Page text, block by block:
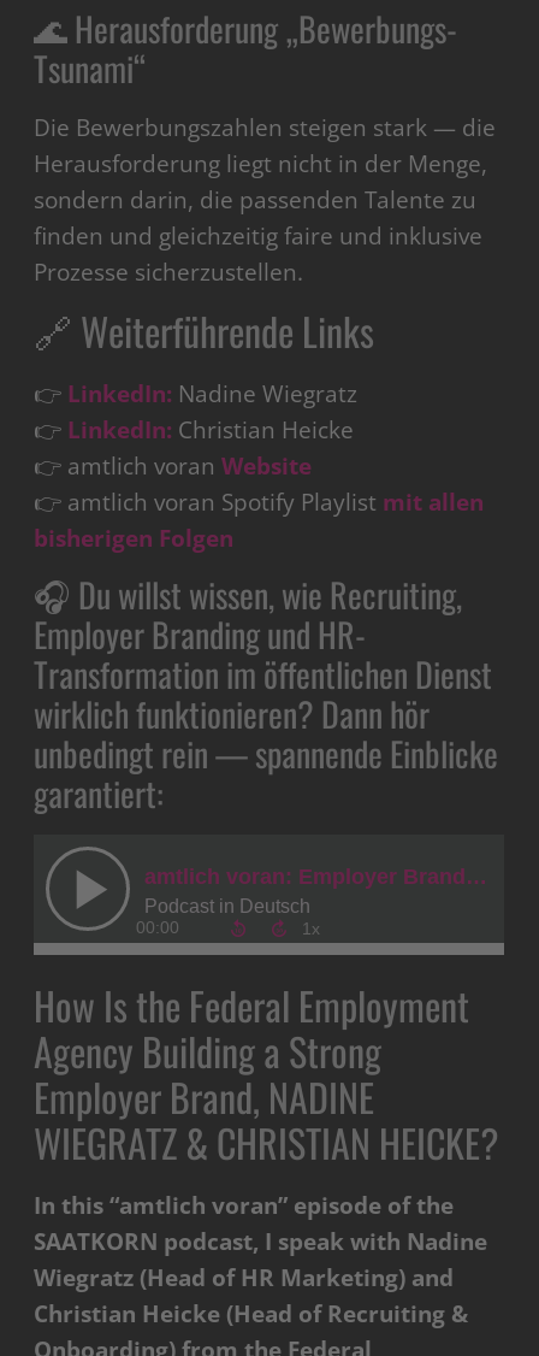
🌊 Herausforderung „Bewerbungs-
Tsunami“
Die Bewerbungszahlen steigen stark — die
Herausforderung liegt nicht in der Menge,
sondern darin, die passenden Talente zu
finden und gleichzeitig faire und inklusive
Prozesse sicherzustellen.
🔗 Weiterführende Links
👉 LinkedIn: Nadine Wiegratz
👉 LinkedIn: Christian Heicke
👉 amtlich voranWebsite
👉 amtlich voran Spotify Playlist mit allen
bisherigen Folgen
🎧 Du willst wissen, wie Recruiting,
Employer Branding und HR-
Transformation im öffentlichen Dienst
wirklich funktionieren? Dann hör
unbedingt rein — spannende Einblicke
garantiert:
How Is the Federal Employment
Agency Building a Strong
Employer Brand, NADINE
WIEGRATZ & CHRISTIAN HEICKE?
In this “amtlich voran” episode of the
SAATKORN podcast, I speak with Nadine
Wiegratz (Head of HR Marketing) and
Christian Heicke (Head of Recruiting &